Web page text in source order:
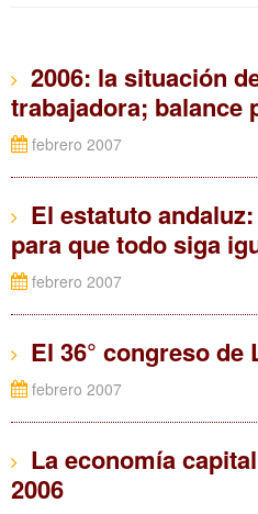
2006: la situación
trabajadora; balance
febrero 2007
El estatuto
para que todo siga
febrero 2007
El 36° congreso de
febrero 2007
La economía
2006